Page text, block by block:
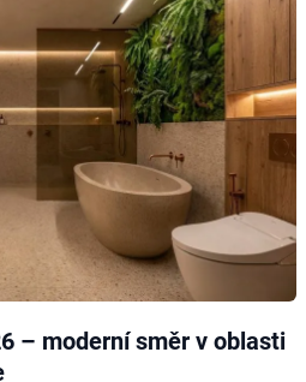
– moderní směr v oblasti